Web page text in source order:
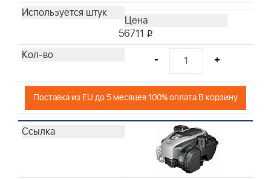
56711 i
- +
Поставка из EU до 5 месяцев 100% оплата В корзину